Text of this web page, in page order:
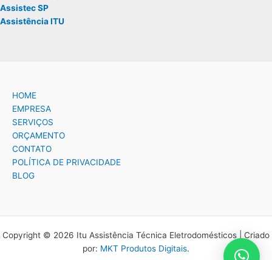
Assistec SP
Assistência ITU
HOME
EMPRESA
SERVIÇOS
ORÇAMENTO
CONTATO
POLÍTICA DE PRIVACIDADE
BLOG
Copyright © 2026 Itu Assistência Técnica Eletrodomésticos | Criado
por: MKT Produtos Digitais.